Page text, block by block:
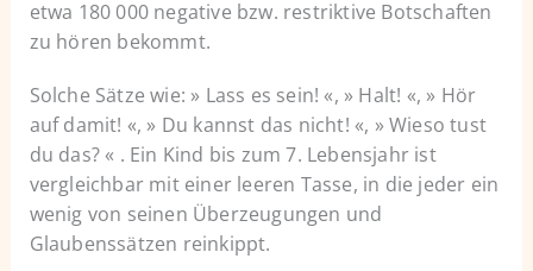
etwa 180 000 negative bzw. restriktive Botschaften
zu hören bekommt.
Solche Sätze wie: » Lass es sein! «, » Halt! «, » Hör
auf damit! «, » Du kannst das nicht! «, » Wieso tust
du das? « . Ein Kind bis zum 7. Lebensjahr ist
vergleichbar mit einer leeren Tasse, in die jeder ein
wenig von seinen Überzeugungen und
Glaubenssätzen reinkippt.